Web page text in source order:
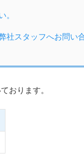
。
社スタッフへお問い
おります。